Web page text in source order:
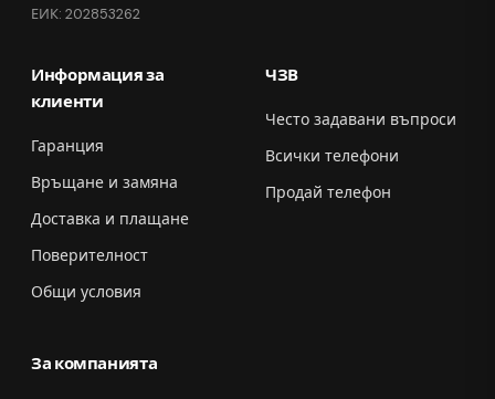
ЕИК: 202853262
Информация за
клиенти
Гаранция
Връщане и замяна
Доставка и плащане
Поверителност
Общи условия
ЧЗВ
Често задавани въпроси
Всички телефони
Продай телефон
За компанията